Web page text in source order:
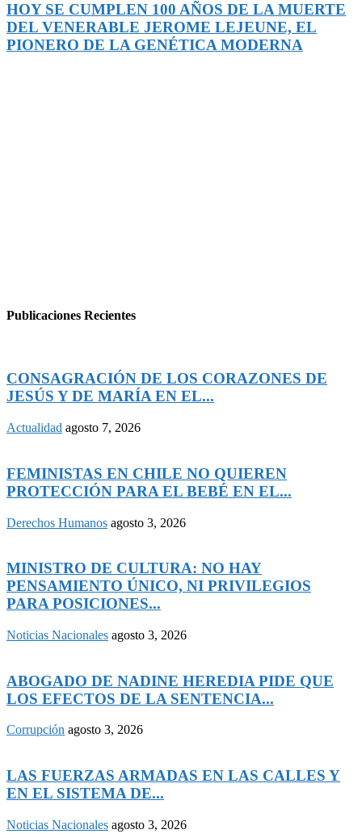
HOY SE CUMPLEN 100 AÑOS DE LA MUERTE
DEL VENERABLE JEROME LEJEUNE, EL
PIONERO DE LA GENÉTICA MODERNA
Publicaciones Recientes
CONSAGRACIÓN DE LOS CORAZONES DE
JESÚS Y DE MARÍA EN EL...
Actualidad agosto 7, 2026
FEMINISTAS EN CHILE NO QUIEREN
PROTECCIÓN PARA EL BEBÉ EN EL...
Derechos Humanos agosto 3, 2026
MINISTRO DE CULTURA: NO HAY
PENSAMIENTO ÚNICO, NI PRIVILEGIOS
PARA POSICIONES...
Noticias Nacionales agosto 3, 2026
ABOGADO DE NADINE HEREDIA PIDE QUE
LOS EFECTOS DE LA SENTENCIA...
Corrupción agosto 3, 2026
LAS FUERZAS ARMADAS EN LAS CALLES Y
EN EL SISTEMA DE...
Noticias Nacionales agosto 3, 2026